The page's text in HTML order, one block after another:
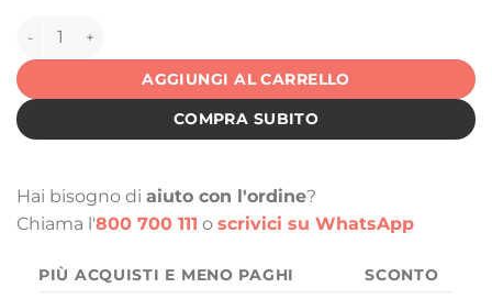
151798 quantità
AGGIUNGI AL CARRELLO
COMPRA SUBITO
Hai bisogno di aiuto con l'ordine?
Chiama l'800 700 111 o scrivici su WhatsApp
PIÙ ACQUISTI E MENO PAGHI
SCONTO